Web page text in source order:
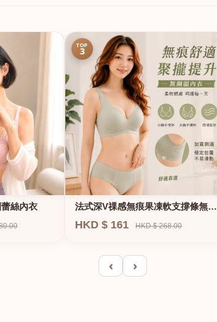
絲內衣
TOP
3
法式深V祼感無痕果凍軟支撐條無鋼
圈內衣
HKD $ 161 HKD $ 268.00
‹ ›